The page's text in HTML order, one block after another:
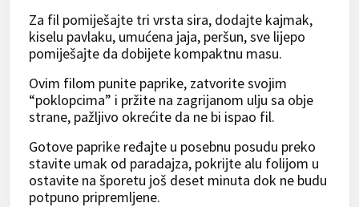
Za fil pomiješajte tri vrsta sira, dodajte kajmak,
kiselu pavlaku, umućena jaja, peršun, sve lijepo
pomiješajte da dobijete kompaktnu masu.
Ovim filom punite paprike, zatvorite svojim
“poklopcima” i pržite na zagrijanom ulju sa obje
strane, pažljivo okrećite da ne bi ispao fil.
Gotove paprike ređajte u posebnu posudu preko
stavite umak od paradajza, pokrijte alu folijom u
ostavite na šporetu još deset minuta dok ne budu
potpuno pripremljene.